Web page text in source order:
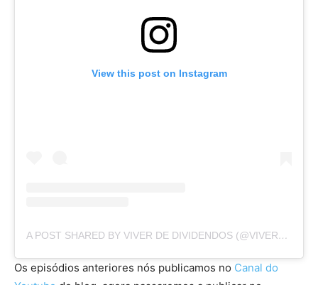
View this post on Instagram
A POST SHARED BY VIVER DE DIVIDENDOS (@VIVERDEDIVIDENDOS)
Os episódios anteriores nós publicamos no Canal do